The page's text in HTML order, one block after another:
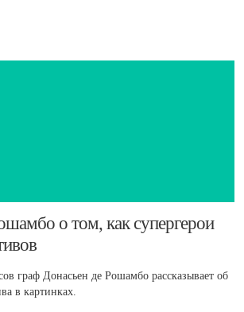
о том, как супергерои
граф Донасьен де Рошамбо рассказывает об
в картинках.